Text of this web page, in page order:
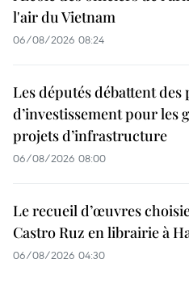
l'air du Vietnam
06/08/2026 08:24
Les députés débattent des
d’investissement pour les
projets d’infrastructure
06/08/2026 08:00
Le recueil d’œuvres
Castro Ruz en librairie à
06/08/2026 04:30